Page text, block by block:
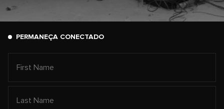
PERMANEÇA CONECTADO